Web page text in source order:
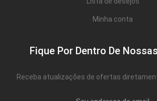
Minha conta
Fique Por Dentro De
Receba atualizações de ofertas